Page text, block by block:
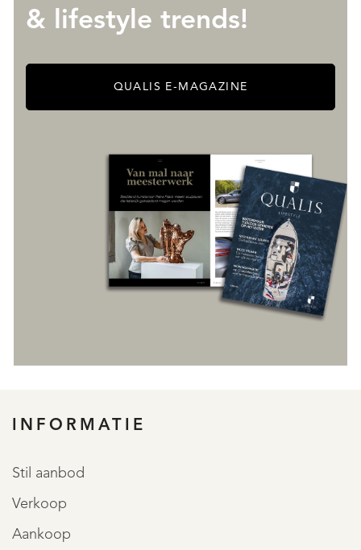
& lifestyle trends!
QUALIS E-MAGAZINE
INFORMATIE
Stil aanbod
Verkoop
Aankoop